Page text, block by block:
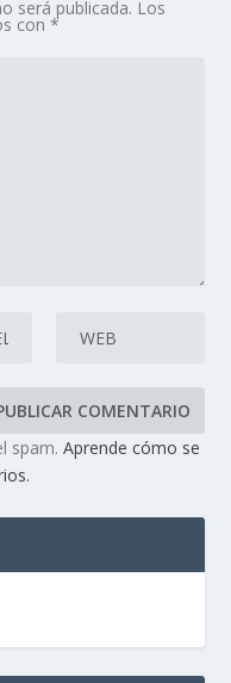
será publicada. Los
con*
spam.Aprende cómo se